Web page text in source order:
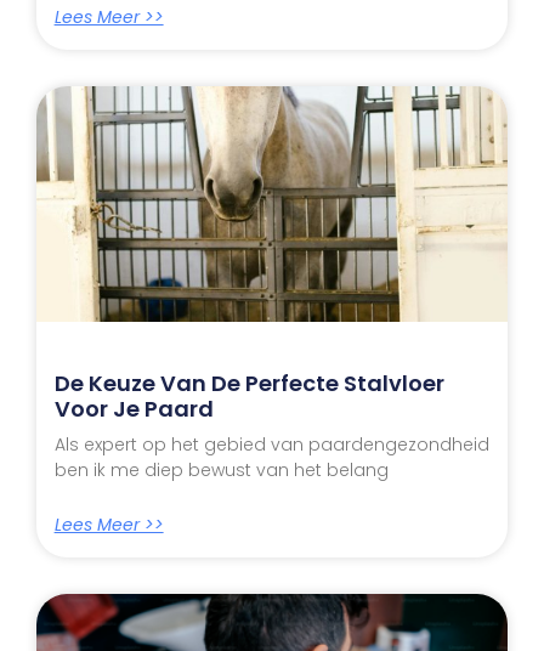
Lees Meer >>
De Keuze Van De Perfecte Stalvloer
Voor Je Paard
Als expert op het gebied van paardengezondheid
ben ik me diep bewust van het belang
Lees Meer >>